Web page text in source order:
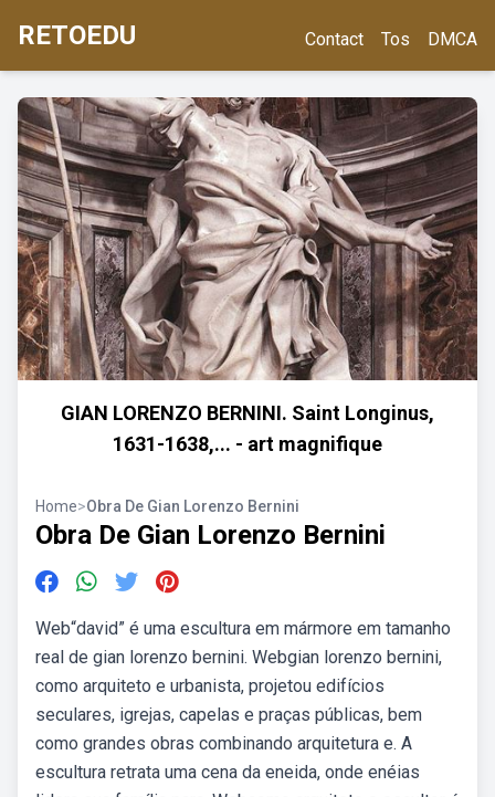
RETOEDU Contact Tos DMCA
GIAN LORENZO BERNINI. Saint Longinus,
1631-1638,... - art magnifique
Home>Obra De Gian Lorenzo Bernini
Obra De Gian Lorenzo Bernini
Web“david” é uma escultura em mármore em tamanho
real de gian lorenzo bernini. Webgian lorenzo bernini,
como arquiteto e urbanista, projetou edifícios
seculares, igrejas, capelas e praças públicas, bem
como grandes obras combinando arquitetura e. A
escultura retrata uma cena da eneida, onde enéias